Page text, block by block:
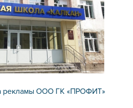
рекламы ООО ГК «ПРОФИТ»